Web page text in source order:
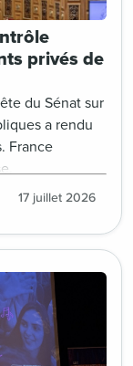
privés de
du Sénat sur
a rendu
France
17 juillet 2026